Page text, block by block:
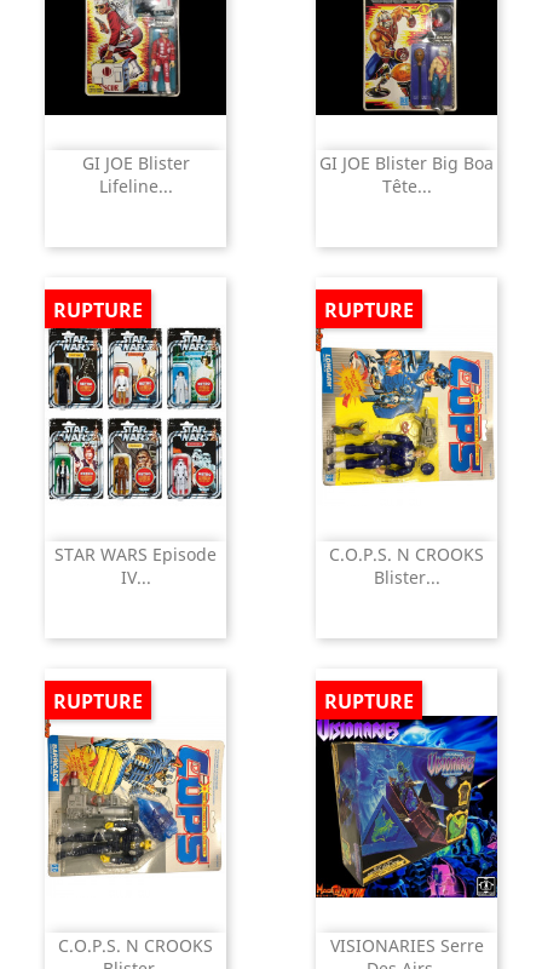
GI JOE Blister
Lifeline...
GI JOE Blister Big Boa
Tête...
STAR WARS Episode
IV...
RUPTURE
C.O.P.S. N CROOKS
Blister...
RUPTURE
C.O.P.S. N CROOKS
RUPTURE
VISIONARIES Serre
RUPTURE